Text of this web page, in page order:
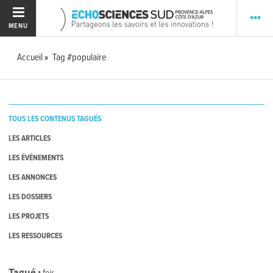
MENU
Accueil Tag #populaire
TOUS LES CONTENUS TAGUÉS
LES ARTICLES
LES ÉVÉNEMENTS
LES ANNONCES
LES DOSSIERS
LES PROJETS
LES RESSOURCES